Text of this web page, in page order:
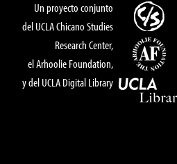
Un proyecto conjunto
del UCLA Chicano Studies
Research Center,
el Arhoolie Foundation,
y del UCLA Digital Library